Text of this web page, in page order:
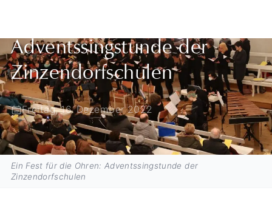
Adventssingstunde der
Zinzendorfschulen
Freitag, 16. Dezember 2022
Ein Fest für die Ohren: Adventssingstunde der
Zinzendorfschulen